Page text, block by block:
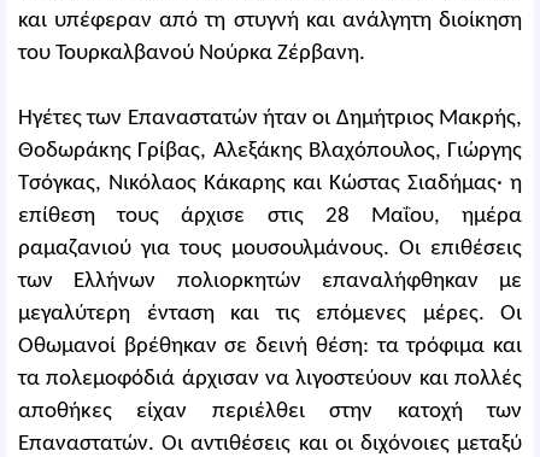
και υπέφεραν από τη στυγνή και ανάλγητη διοίκηση
του Τουρκαλβανού Νούρκα Zέρβανη.
Ηγέτες των Επαναστατών ήταν οι Δημήτριος Μακρής,
Θοδωράκης Γρίβας, Αλεξάκης Βλαχόπουλος, Γιώργης
Τσόγκας, Νικόλαος Κάκαρης και Κώστας Σιαδήμας· η
επίθεση τους άρχισε στις 28 Μαΐου, ημέρα
ραμαζανιού για τους μουσουλμάνους. Οι επιθέσεις
των Ελλήνων πολιορκητών επαναλήφθηκαν με
μεγαλύτερη ένταση και τις επόμενες μέρες. Οι
Οθωμανοί βρέθηκαν σε δεινή θέση: τα τρόφιμα και
τα πολεμοφόδιά άρχισαν να λιγοστεύουν και πολλές
αποθήκες είχαν περιέλθει στην κατοχή των
Επαναστατών. Οι αντιθέσεις και οι διχόνοιες μεταξύ